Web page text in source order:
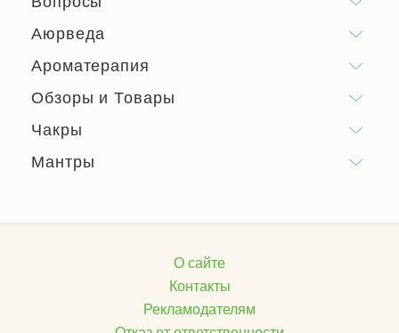
Аюрведа
Ароматерапия
Обзоры и Товары
Чакры
Мантры
О сайте
Контакты
Рекламодателям